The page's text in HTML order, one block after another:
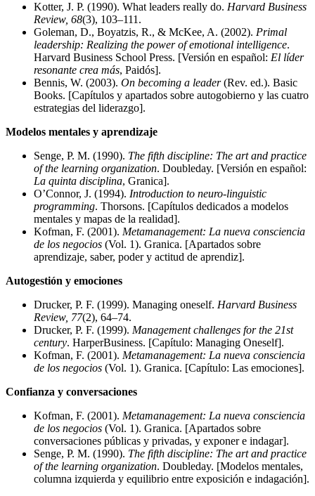
Kotter, J. P. (1990). What leaders really do. Harvard Business
Review, 68(3), 103–111.
Goleman, D., Boyatzis, R., & McKee, A. (2002). Primal
leadership: Realizing the power of emotional intelligence.
Harvard Business School Press. [Versión en español: El líder
resonante crea más, Paidós].
Bennis, W. (2003). On becoming a leader(Rev. ed.). Basic
Books. [Capítulos y apartados sobre autogobierno y las cuatro
estrategias del liderazgo].
Modelos mentales y aprendizaje
Senge, P. M. (1990). The fifth discipline: The art and practice
of the learning organization. Doubleday. [Versión en español:
La quinta disciplina, Granica].
O’Connor, J. (1994). Introduction to neuro-linguistic
programming. Thorsons. [Capítulos dedicados a modelos
mentales y mapas de la realidad].
Kofman, F. (2001). Metamanagement: La nueva consciencia
de los negocios (Vol. 1). Granica. [Apartados sobre
aprendizaje, saber, poder y actitud de aprendiz].
Autogestión y emociones
Drucker, P. F. (1999). Managing oneself. Harvard Business
Review, 77(2), 64–74.
Drucker, P. F. (1999). Management challenges for the 21st
century. HarperBusiness. [Capítulo: Managing Oneself].
Kofman, F. (2001). Metamanagement: La nueva consciencia
de los negocios (Vol. 1). Granica. [Capítulo: Las emociones].
Confianza y conversaciones
Kofman, F. (2001). Metamanagement: La nueva consciencia
de los negocios (Vol. 1). Granica. [Apartados sobre
conversaciones públicas y privadas, y exponer e indagar].
Senge, P. M. (1990). The fifth discipline: The art and practice
of the learning organization. Doubleday. [Modelos mentales,
columna izquierda y equilibrio entre exposición e indagación].